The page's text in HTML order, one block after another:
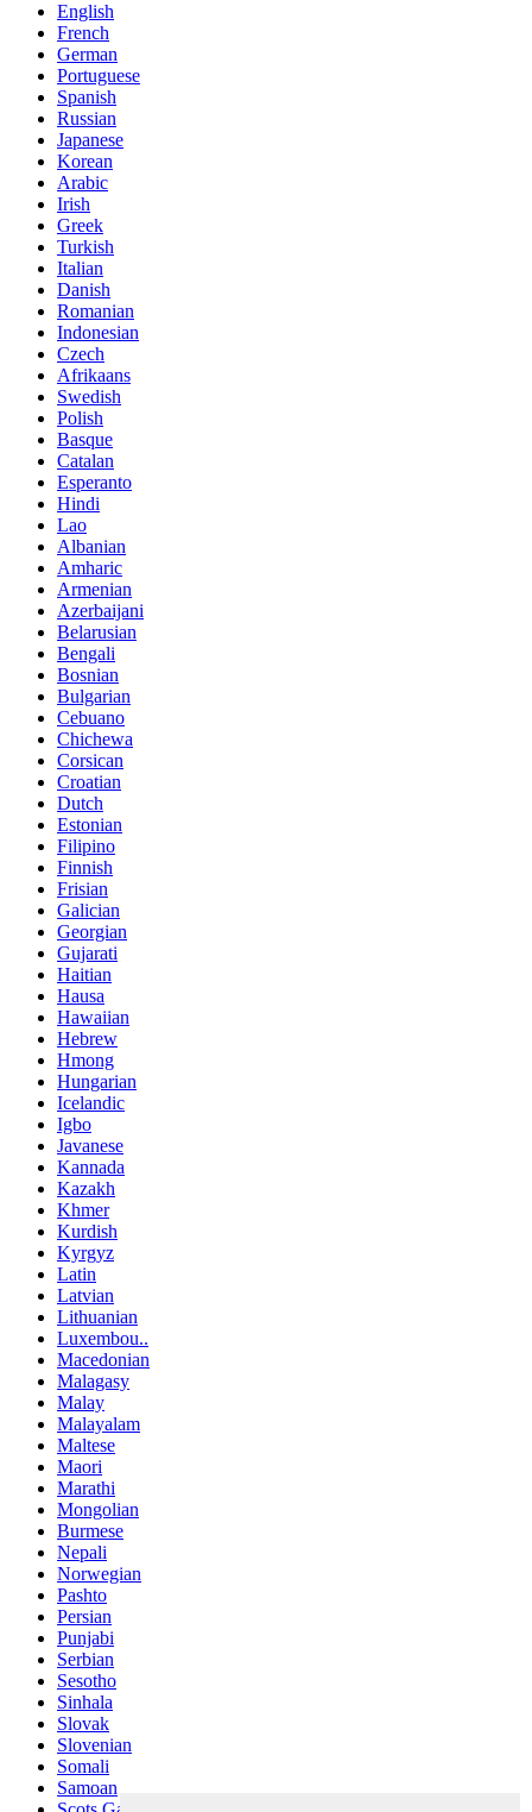
English
French
German
Portuguese
Spanish
Russian
Japanese
Korean
Arabic
Irish
Greek
Turkish
Italian
Danish
Romanian
Indonesian
Czech
Afrikaans
Swedish
Polish
Basque
Catalan
Esperanto
Hindi
Lao
Albanian
Amharic
Armenian
Azerbaijani
Belarusian
Bengali
Bosnian
Bulgarian
Cebuano
Chichewa
Corsican
Croatian
Dutch
Estonian
Filipino
Finnish
Frisian
Galician
Georgian
Gujarati
Haitian
Hausa
Hawaiian
Hebrew
Hmong
Hungarian
Icelandic
Igbo
Javanese
Kannada
Kazakh
Khmer
Kurdish
Kyrgyz
Latin
Latvian
Lithuanian
Luxembou..
Macedonian
Malagasy
Malay
Malayalam
Maltese
Maori
Marathi
Mongolian
Burmese
Nepali
Norwegian
Pashto
Persian
Punjabi
Serbian
Sesotho
Sinhala
Slovak
Slovenian
Somali
Samoan